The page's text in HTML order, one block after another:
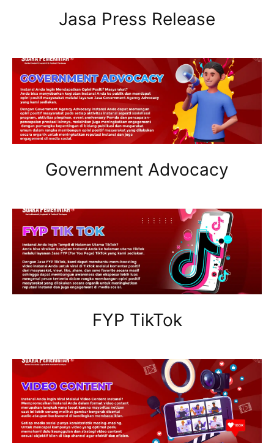
Jasa Press Release
Government Advocacy
FYP TikTok